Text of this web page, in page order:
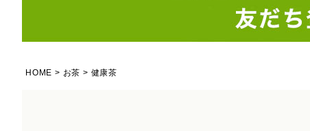
HOME お茶 健康茶